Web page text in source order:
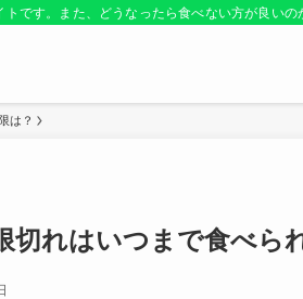
です。また、どうなったら食べない方が良いの
は？
切れはいつまで食べら